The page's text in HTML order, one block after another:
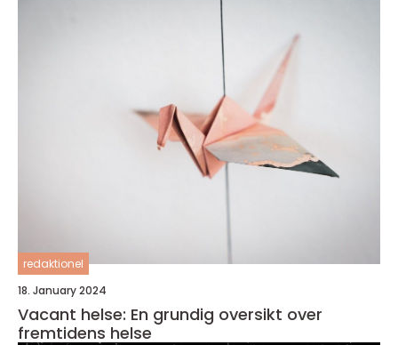
redaktionel
18. January 2024
Vacant helse: En grundig oversikt over
fremtidens helse